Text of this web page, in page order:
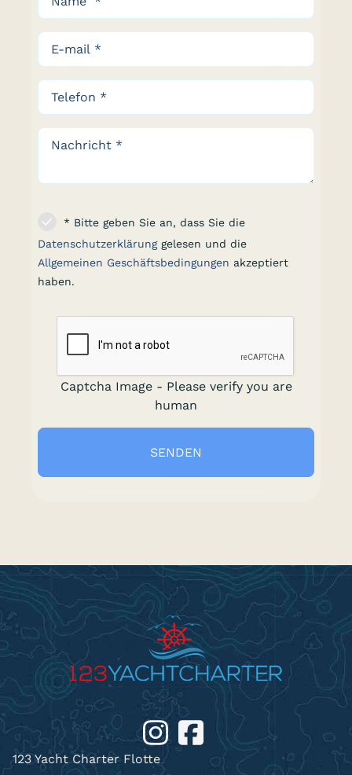
* Bitte geben Sie an, dass Sie die
Datenschutzerklärung gelesen und die
Allgemeinen Geschäftsbedingungen akzeptiert
haben.
Captcha Image - Please verify you are
human
SENDEN
123 Yacht Charter Flotte